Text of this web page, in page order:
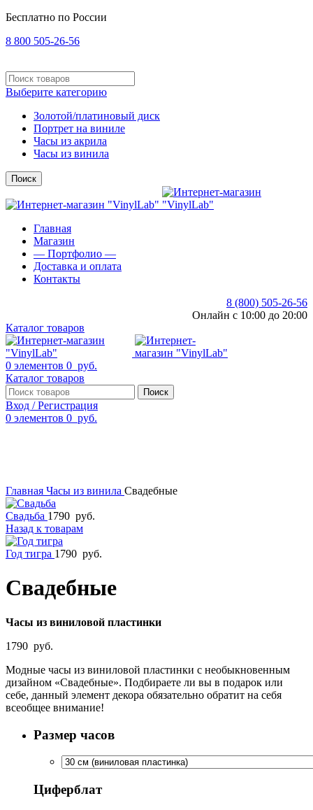
Бесплатно по России
8 800 505-26-56
Выберите категорию
Золотой/платиновый диск
Портрет на виниле
Часы из акрила
Часы из винила
Поиск
Главная
Магазин
— Портфолио —
Доставка и оплата
Контакты
8 (800) 505-26-56
Онлайн с 10:00 до 20:00
Каталог товаров
0 элементов 0 руб.
Каталог товаров
Поиск
Вход / Регистрация
0 элементов 0 руб.
Главная Часы из винила Свадебные
Свадьба 1790 руб.
Назад к товарам
Год тигра 1790 руб.
Свадебные
Часы из виниловой пластинки
1790 руб.
Модные часы из виниловой пластинки с необыкновенным
дизайном «Свадебные». Подбираете ли вы в подарок или
себе, данный элемент декора обязательно обратит на себя
всеобщее внимание!
Размер часов
Циферблат